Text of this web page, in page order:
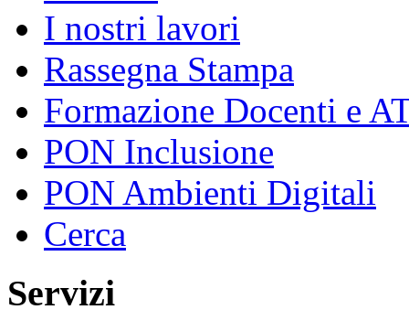
I nostri lavori
Rassegna Stampa
Formazione Docenti e
PON Inclusione
PON Ambienti Digitali
Cerca
Servizi